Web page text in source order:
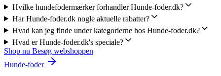
Hvilke hundefodermærker forhandler Hunde-foder.dk?
Har Hunde-foder.dk nogle aktuelle rabatter?
Hvad kan jeg finde under kategorierne hos Hunde-foder.dk?
Hvad er Hunde-foder.dk's speciale?
Shop nu Besøg webshoppen
Hunde-foder